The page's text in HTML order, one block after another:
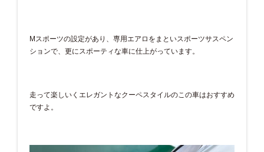
Mスポーツの設定があり、専用エアロをまといスポーツサスペン
ションで、更にスポーティな車に仕上がっています。
走って楽しいくエレガントなクーペスタイルのこの車はおすすめ
ですよ。